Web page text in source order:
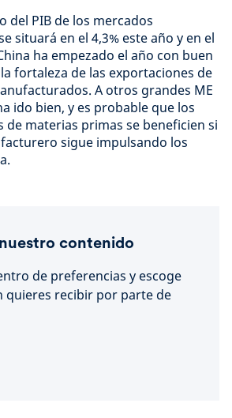
del PIB de los mercados
situará en el 4,3% este año y en el
ha empezado el año con buen
fortaleza de las exportaciones de
A otros grandes ME
ido bien, y es probable que los
de materias primas se beneficien si
sigue impulsando los
contenido
de preferencias y escoge
quieres recibir por parte de